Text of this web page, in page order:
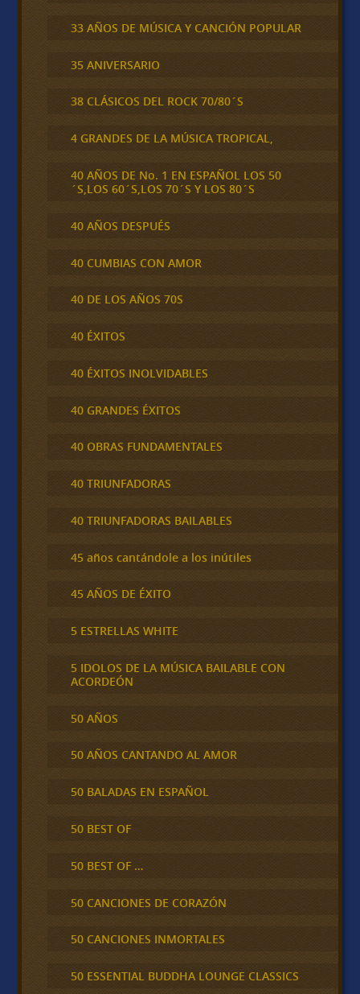
33 AÑOS DE MÚSICA Y CANCIÓN POPULAR
35 ANIVERSARIO
38 CLÁSICOS DEL ROCK 70/80´S
4 GRANDES DE LA MÚSICA TROPICAL,
40 AÑOS DE No. 1 EN ESPAÑOL LOS 50
´S,LOS 60´S,LOS 70´S Y LOS 80´S
40 AÑOS DESPUÉS
40 CUMBIAS CON AMOR
40 DE LOS AÑOS 70S
40 ÉXITOS
40 ÉXITOS INOLVIDABLES
40 GRANDES ÉXITOS
40 OBRAS FUNDAMENTALES
40 TRIUNFADORAS
40 TRIUNFADORAS BAILABLES
45 años cantándole a los inútiles
45 AÑOS DE ÉXITO
5 ESTRELLAS WHITE
5 IDOLOS DE LA MÚSICA BAILABLE CON
ACORDEÓN
50 AÑOS
50 AÑOS CANTANDO AL AMOR
50 BALADAS EN ESPAÑOL
50 BEST OF
50 BEST OF …
50 CANCIONES DE CORAZÓN
50 CANCIONES INMORTALES
50 ESSENTIAL BUDDHA LOUNGE CLASSICS